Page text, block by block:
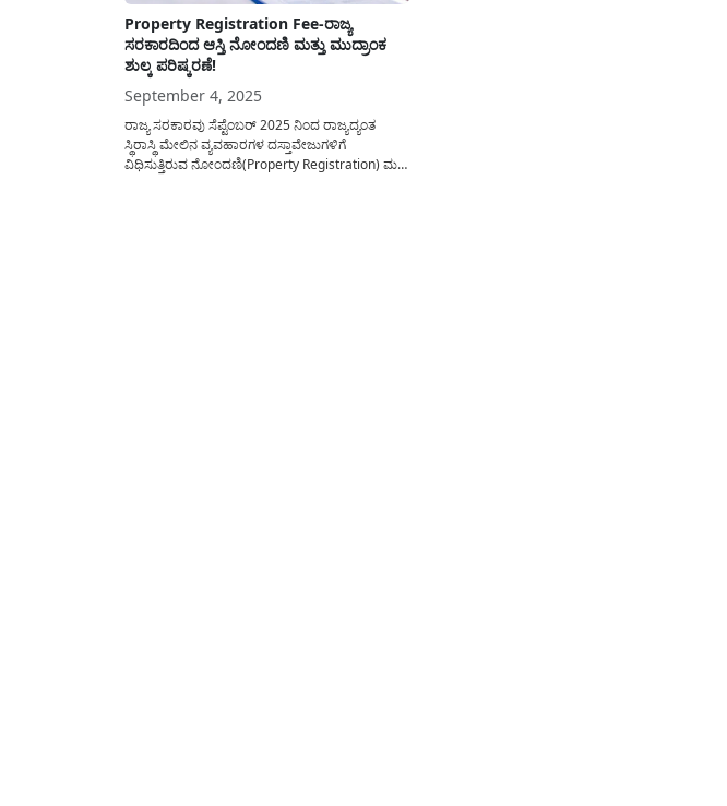
Property Registration Fee-ರಾಜ್ಯ
ಸರಕಾರದಿಂದ ಆಸ್ತಿ ನೋಂದಣಿ ಮತ್ತು ಮುದ್ರಾಂಕ
ಶುಲ್ಕ ಪರಿಷ್ಕರಣೆ!
September 4, 2025
ರಾಜ್ಯ ಸರಕಾರವು ಸೆಪ್ಟೆಂಬರ್ 2025 ನಿಂದ ರಾಜ್ಯದ್ಯಂತ
ಸ್ಥಿರಾಸ್ಥಿ ಮೇಲಿನ ವ್ಯವಹಾರಗಳ ದಸ್ತಾವೇಜುಗಳಿಗೆ
ವಿಧಿಸುತ್ತಿರುವ ನೋಂದಣಿ(Property Registration) ಮತ್ತು